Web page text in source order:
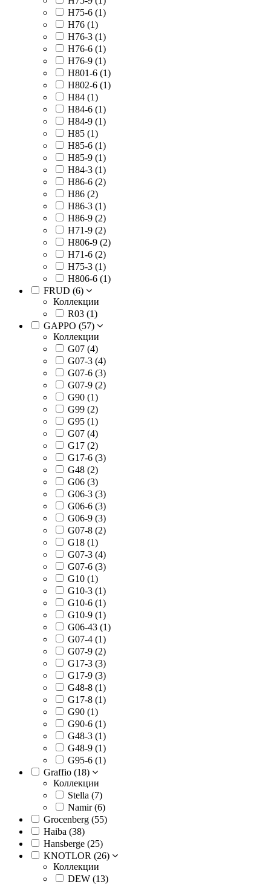
H75-6 (1)
H76 (1)
H76-3 (1)
H76-6 (1)
H76-9 (1)
H801-6 (1)
H802-6 (1)
H84 (1)
H84-6 (1)
H84-9 (1)
H85 (1)
H85-6 (1)
H85-9 (1)
H84-3 (1)
H86-6 (2)
H86 (2)
H86-3 (1)
H86-9 (2)
H71-9 (2)
H806-9 (2)
H71-6 (2)
H75-3 (1)
H806-6 (1)
FRUD (6)
Коллекции
R03 (1)
GAPPO (57)
Коллекции
G07 (4)
G07-3 (4)
G07-6 (3)
G07-9 (2)
G90 (1)
G99 (2)
G95 (1)
G07 (4)
G17 (2)
G17-6 (3)
G48 (2)
G06 (3)
G06-3 (3)
G06-6 (3)
G06-9 (3)
G07-8 (2)
G18 (1)
G07-3 (4)
G07-6 (3)
G10 (1)
G10-3 (1)
G10-6 (1)
G10-9 (1)
G06-43 (1)
G07-4 (1)
G07-9 (2)
G17-3 (3)
G17-9 (3)
G48-8 (1)
G17-8 (1)
G90 (1)
G90-6 (1)
G48-3 (1)
G48-9 (1)
G95-6 (1)
Graffio (18)
Коллекции
Stella (7)
Namir (6)
Grocenberg (55)
Haiba (38)
Hansberge (25)
KNOTLOR (26)
Коллекции
DEW (13)